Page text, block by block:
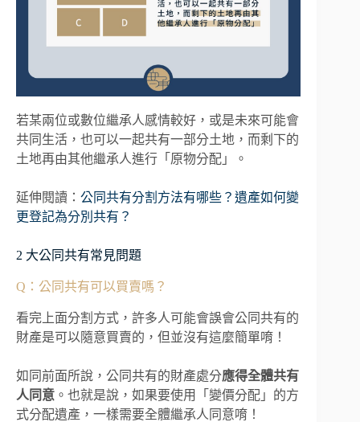
若某兩位或數位繼承人感情較好，或是未來可能會
共同生活，也可以一起共有一部分土地，而剩下的
土地再由其他繼承人進行「原物分配」。
延伸閱讀： 公同共有分割方法有哪些？遺產如何變
更登記為分別共有？
2 大公同共有常見問題
Q：公同共有可以買賣嗎？
看完上面分割方式，許多人可能會誤會公同共有的
財產是可以隨意買賣的，但並沒有這麼簡單唷！
如同前面所說，公同共有的財產處分應得全體共有
人同意 。也就是說，如果要使用「變價分配」的方
式分配遺產，一樣需要全體繼承人同意唷！